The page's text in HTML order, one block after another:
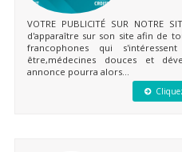
VOTRE PUBLICITÉ SUR NOTRE
d'apparaître sur son site afin de
francophones qui
être,médecines douces et
annonce pourra alors...